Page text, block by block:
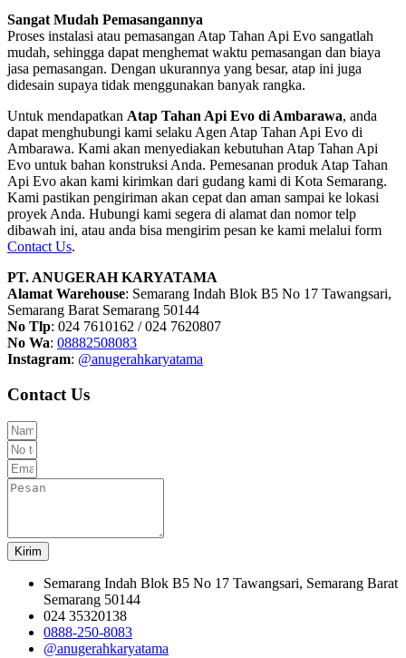
Sangat Mudah Pemasangannya
Proses instalasi atau pemasangan Atap Tahan Api Evo sangatlah
mudah, sehingga dapat menghemat waktu pemasangan dan biaya
jasa pemasangan. Dengan ukurannya yang besar, atap ini juga
didesain supaya tidak menggunakan banyak rangka.
Untuk mendapatkan Atap Tahan Api Evo di Ambarawa, anda
dapat menghubungi kami selaku Agen Atap Tahan Api Evo di
Ambarawa. Kami akan menyediakan kebutuhan Atap Tahan Api
Evo untuk bahan konstruksi Anda. Pemesanan produk Atap Tahan
Api Evo akan kami kirimkan dari gudang kami di Kota Semarang.
Kami pastikan pengiriman akan cepat dan aman sampai ke lokasi
proyek Anda. Hubungi kami segera di alamat dan nomor telp
dibawah ini, atau anda bisa mengirim pesan ke kami melalui form
Contact Us.
PT. ANUGERAH KARYATAMA
Alamat Warehouse: Semarang Indah Blok B5 No 17 Tawangsari,
Semarang Barat Semarang 50144
No Tlp: 024 7610162 / 024 7620807
No Wa: 08882508083
Instagram: @anugerahkaryatama
Contact Us
Kirim
Semarang Indah Blok B5 No 17 Tawangsari, Semarang Barat
Semarang 50144
024 35320138
0888-250-8083
@anugerahkaryatama